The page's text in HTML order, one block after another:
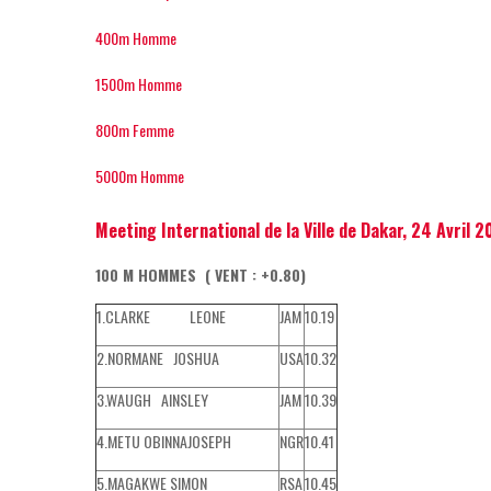
400m Homme
1500m Homme
800m Femme
5000m Homme
Meeting International de la Ville de Dakar, 24 Avril
100 M HOMMES ( VENT : +0.80)
1.CLARKE LEONE
JAM10.19
2.NORMANE JOSHUA
USA10.32
3.WAUGH AINSLEY
JAM10.39
4.METU OBINNAJOSEPH
NGR10.41
5.MAGAKWE SIMON
RSA10.45